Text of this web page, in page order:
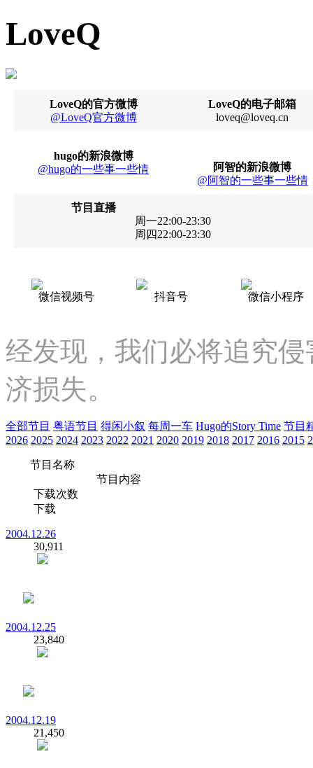
LoveQ
LoveQ的电子邮箱
loveq@loveq.cn
LoveQ的官方微博
@LoveQ官方微博
阿智的新浪微博
@阿智的一些事一些情
hugo的新浪微博
@hugo的一些事一些情
节目直播
周一22:00-23:30
周四22:00-23:30
微信视频号 抖音号 微信小程序
经发现，我们必将追究
济损失。
全部节目 粤语节目 得闲小叙 每周一车 Hugo的Story Time 节目
2026 2025 2024 2023 2022 2021 2020 2019 2018 2017 2016 2015
节目名称
节目内容
下载次数
下载
2004.12.26
30,911
2004.12.25
23,840
2004.12.19
21,450